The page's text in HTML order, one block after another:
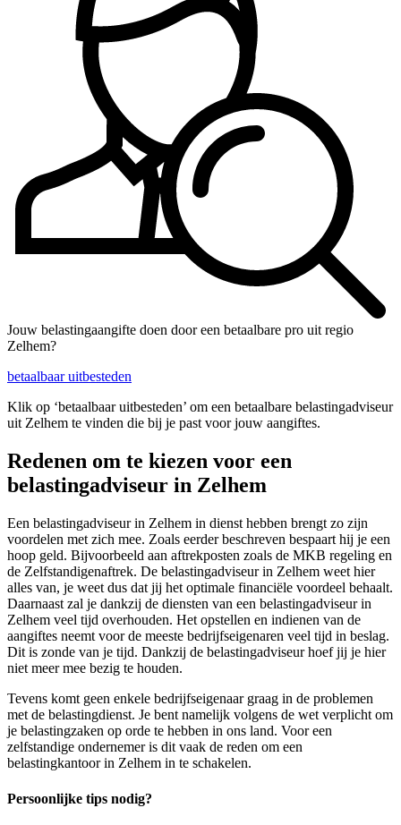
Jouw belastingaangifte doen door een betaalbare pro uit regio
Zelhem?
betaalbaar uitbesteden
Klik op ‘betaalbaar uitbesteden’ om een betaalbare belastingadviseur
uit Zelhem te vinden die bij je past voor jouw aangiftes.
Redenen om te kiezen voor een
belastingadviseur in Zelhem
Een belastingadviseur in Zelhem in dienst hebben brengt zo zijn
voordelen met zich mee. Zoals eerder beschreven bespaart hij je een
hoop geld. Bijvoorbeeld aan aftrekposten zoals de MKB regeling en
de Zelfstandigenaftrek. De belastingadviseur in Zelhem weet hier
alles van, je weet dus dat jij het optimale financiële voordeel behaalt.
Daarnaast zal je dankzij de diensten van een belastingadviseur in
Zelhem veel tijd overhouden. Het opstellen en indienen van de
aangiftes neemt voor de meeste bedrijfseigenaren veel tijd in beslag.
Dit is zonde van je tijd. Dankzij de belastingadviseur hoef jij je hier
niet meer mee bezig te houden.
Tevens komt geen enkele bedrijfseigenaar graag in de problemen
met de belastingdienst. Je bent namelijk volgens de wet verplicht om
je belastingzaken op orde te hebben in ons land. Voor een
zelfstandige ondernemer is dit vaak de reden om een
belastingkantoor in Zelhem in te schakelen.
Persoonlijke tips nodig?